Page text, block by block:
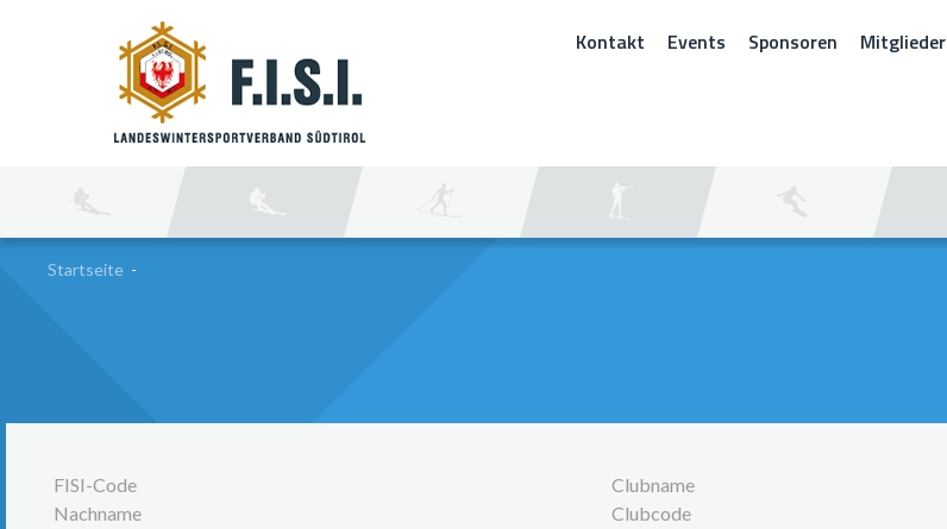
Kontakt Events Sponsoren Mitglieder
Startseite -
FISI-Code
Nachname
Clubname
Clubcode